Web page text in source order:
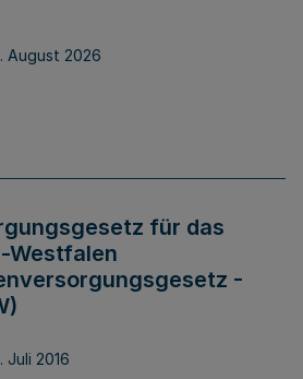
August 2026
für das
Westfalen
-
Juli 2016